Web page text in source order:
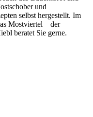
und
selbst hergestellt. Im
Mostviertel – der
beratet Sie gerne.